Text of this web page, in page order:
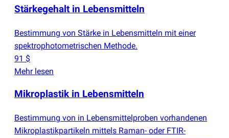
Stärkegehalt in Lebensmitteln
Bestimmung von Stärke in Lebensmitteln mit einer
spektrophotometrischen Methode.
91 $
Mehr lesen
Mikroplastik in Lebensmitteln
Bestimmung von in Lebensmittelproben vorhandenen
Mikroplastikpartikeln mittels Raman- oder FTIR-